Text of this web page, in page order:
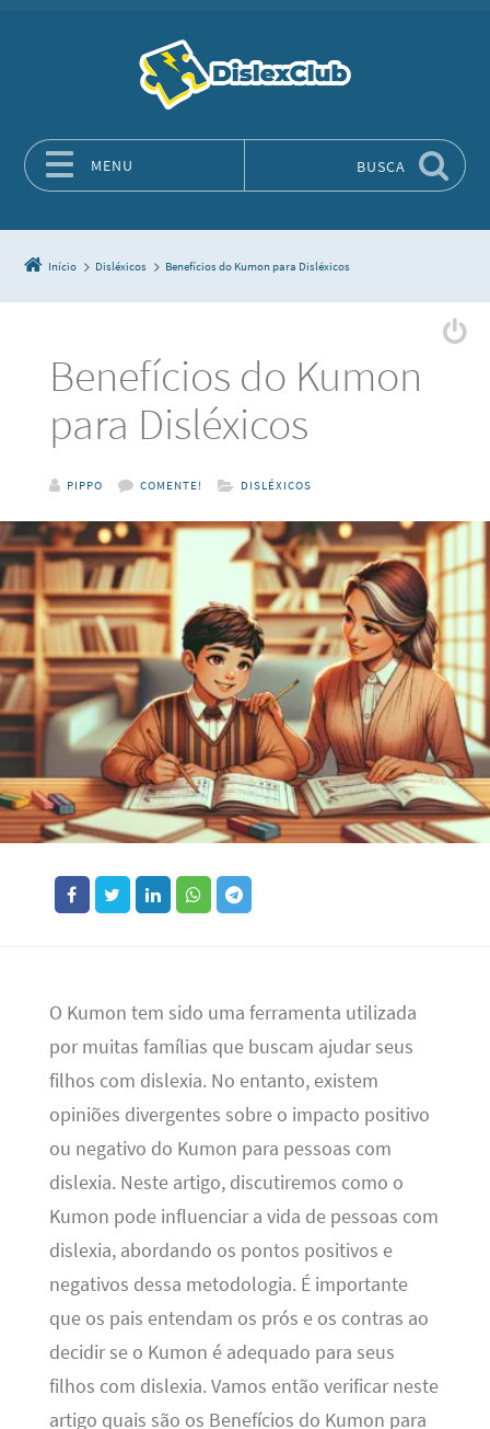
MENU BUSCA
Início Disléxicos Benefícios do Kumon para Disléxicos
Benefícios do Kumon
para Disléxicos
PIPPO COMENTE! DISLÉXICOS
O Kumon tem sido uma ferramenta utilizada
por muitas famílias que buscam ajudar seus
filhos com dislexia. No entanto, existem
opiniões divergentes sobre o impacto positivo
ou negativo do Kumon para pessoas com
dislexia. Neste artigo, discutiremos como o
Kumon pode influenciar a vida de pessoas com
dislexia, abordando os pontos positivos e
negativos dessa metodologia. É importante
que os pais entendam os prós e os contras ao
decidir se o Kumon é adequado para seus
filhos com dislexia. Vamos então verificar neste
artigo quais são os Benefícios do Kumon para